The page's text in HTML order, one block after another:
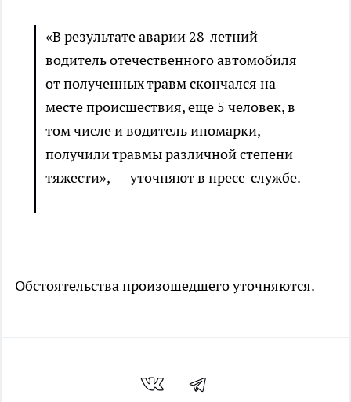
«В результате аварии 28-летний
водитель отечественного автомобиля
от полученных травм скончался на
месте происшествия, еще 5 человек, в
том числе и водитель иномарки,
получили травмы различной степени
тяжести», — уточняют в пресс-службе.
Обстоятельства произошедшего уточняются.